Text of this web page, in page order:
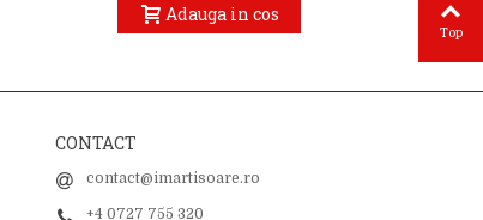
Adauga in cos
CONTACT
contact@imartisoare.ro
+4 0727 755 320
Top